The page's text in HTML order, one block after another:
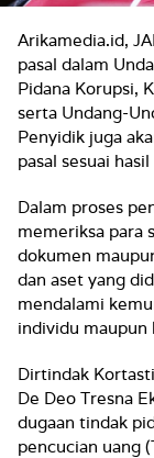
Arikamedia.id,
pasal dalam
Pidana Korupsi,
serta Undang-
Penyidik juga
pasal sesuai
Dalam proses
memeriksa para
dokumen
dan aset yang
mendalami
individu maupun
Dirtindak
De Deo Tresna
dugaan tindak
pencucian uang